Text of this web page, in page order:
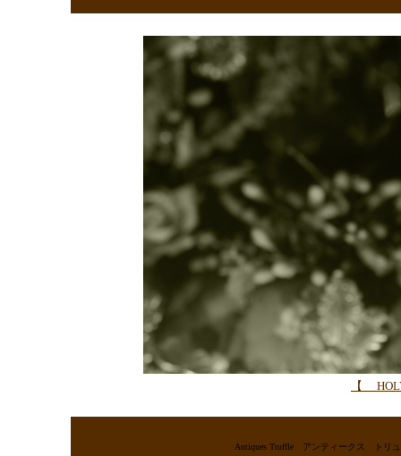
【
Antiques Truffle アンティークス ト